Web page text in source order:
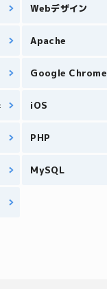
Webデザイン
Apache
Google Chrome
iOS
PHP
MySQL